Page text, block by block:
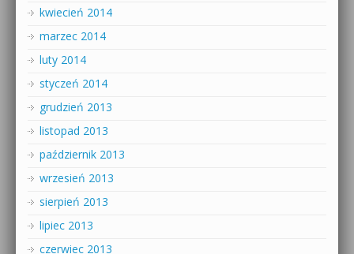
kwiecień 2014
marzec 2014
luty 2014
styczeń 2014
grudzień 2013
listopad 2013
październik 2013
wrzesień 2013
sierpień 2013
lipiec 2013
czerwiec 2013